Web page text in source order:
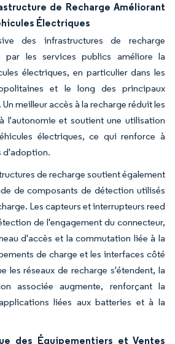
de Recharge Améliorant
Électriques
des infrastructures de recharge
par les services publics améliore la
électriques, en particulier dans les
et le long des principaux
meilleur accès à la recharge réduit les
l'autonomie et soutient une utilisation
électriques, ce qui renforce à
d'adoption.
de recharge soutient également
de composants de détection utilisés
Les capteurs et interrupteurs reed
de l'engagement du connecteur,
d'accès et la commutation liée à la
de charge et les interfaces côté
les réseaux de recharge s'étendent, la
associée augmente, renforçant la
liées aux batteries et à la
des Équipementiers et Ventes